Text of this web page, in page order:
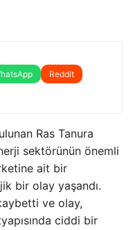
Reddit
Ras Tanura
sektörünün önemli
ait bir
bir olay yaşandı.
ve olay,
ciddi bir